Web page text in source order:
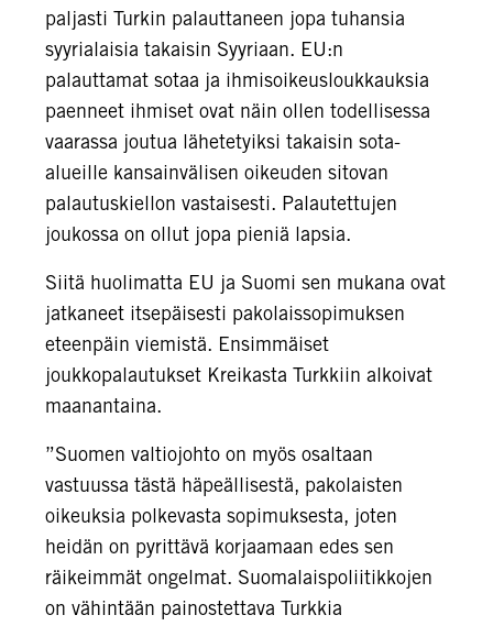
paljasti Turkin palauttaneen jopa tuhansia
syyrialaisia takaisin Syyriaan. EU:n
palauttamat sotaa ja ihmisoikeusloukkauksia
paenneet ihmiset ovat näin ollen todellisessa
vaarassa joutua lähetetyiksi takaisin sota-
alueille kansainvälisen oikeuden sitovan
palautuskiellon vastaisesti. Palautettujen
joukossa on ollut jopa pieniä lapsia.
Siitä huolimatta EU ja Suomi sen mukana ovat
jatkaneet itsepäisesti pakolaissopimuksen
eteenpäin viemistä. Ensimmäiset
joukkopalautukset Kreikasta Turkkiin alkoivat
maanantaina.
”Suomen valtiojohto on myös osaltaan
vastuussa tästä häpeällisestä, pakolaisten
oikeuksia polkevasta sopimuksesta, joten
heidän on pyrittävä korjaamaan edes sen
räikeimmät ongelmat. Suomalaispoliitikkojen
on vähintään painostettava Turkkia